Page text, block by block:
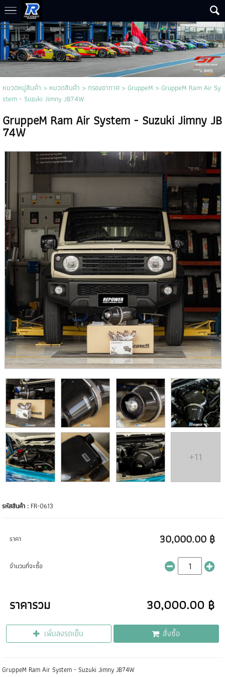
หมวดหมู่สินค้า > หมวดสินค้า > กรองอากาศ>GruppeM > GruppeM Ram Air Sy
stem - Suzuki Jimny JB74W
GruppeM Ram Air System - Suzuki Jimny JB
74W
+11
รหัสสินค้า : FR-0613
ราคา 30,000.00 ฿
จำนวนที่จะซื้อ
ราคารวม 30,000.00 ฿
เพิ่มลงรถเข็น สั่งซื้อ
GruppeM Ram Air System - Suzuki Jimny JB74W